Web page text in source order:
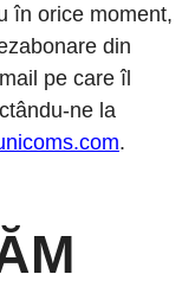
în orice moment,
din
pe care îl
ne la
.